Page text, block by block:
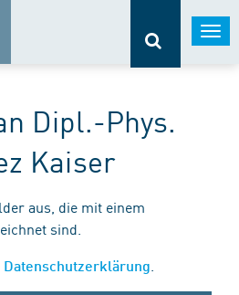
Dipl.-Phys.
Kaiser
aus, die mit einem
sind.
Datenschutzerklärung